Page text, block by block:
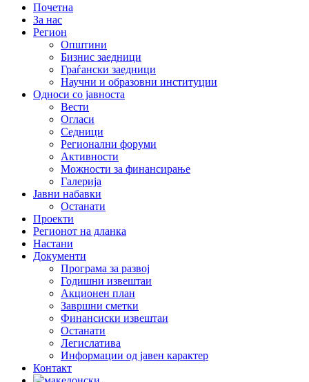
Почетна
За нас
Регион
Општини
Бизнис заедници
Граѓански заедници
Научни и образовни институции
Односи со јавноста
Вести
Огласи
Седници
Регионални форуми
Активности
Можности за финансирање
Галерија
Јавни набавки
Останати
Проекти
Регионот на дланка
Настани
Документи
Програма за развој
Годишни извештаи
Акционен план
Завршни сметки
Финансиски извештаи
Останати
Легислатива
Информации од јавен карактер
Контакт